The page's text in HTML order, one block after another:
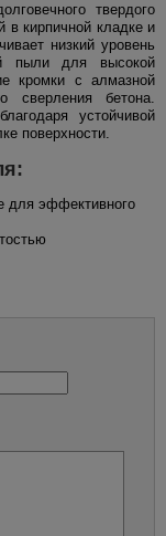
твердого
в кирпичной кладке и
низкий уровень
пыли для высокой
кромки с алмазной
сверления бетона.
устойчивой
поверхности.
для эффективного